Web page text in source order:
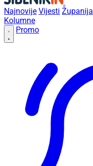
Najnovije Vijesti Županija
Kolumne
Promo